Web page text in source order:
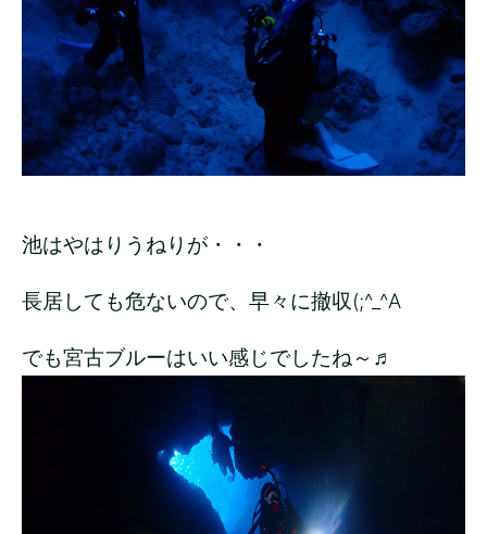
池はやはりうねりが・・・
長居しても危ないので、早々に撤収(;^_^A
でも宮古ブルーはいい感じでしたね～♬